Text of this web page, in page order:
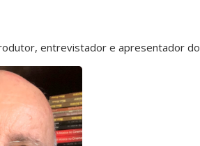
entrevistador e apresentador do